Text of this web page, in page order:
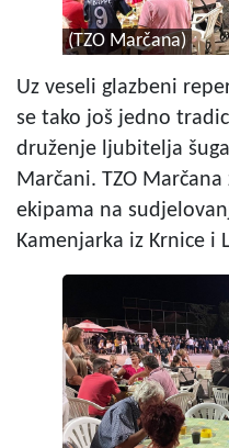
(TZO Marčana)
Uz veseli glazbeni
se tako još jedno
druženje ljubitelja
Marčani. TZO
ekipama na
Kamenjarka iz Krnice i